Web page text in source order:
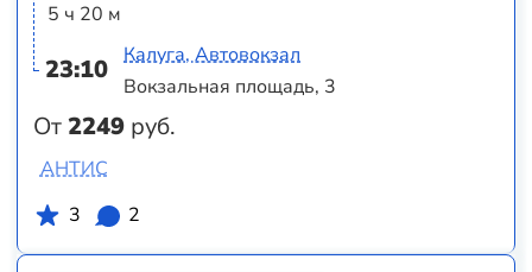
5 ч 20 м
23:10
От2249 руб.
Калуга, Автовокзал
Вокзальная площадь, 3
АНТИС
3
2